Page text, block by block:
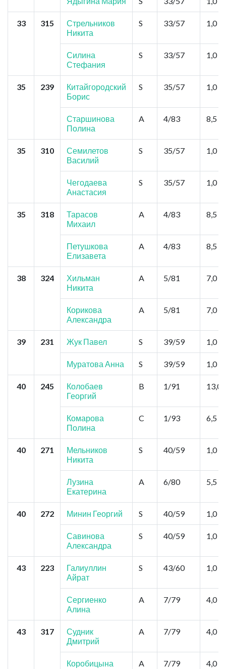
33 315
Стрельников
Никита
S 33/57 1,0
Силина
Стефания
S 33/57 1,0
35 239
Китайгородский
Борис
S 35/57 1,0
Старшинова
Полина
A 4/83 8,5
35 310
Семилетов
Василий
S 35/57 1,0
Чегодаева
Анастасия
S 35/57 1,0
35 318
Тарасов
Михаил
A 4/83 8,5
Петушкова
Елизавета
A 4/83 8,5
38 324
Хильман
Никита
A 5/81 7,0
Корикова
Александра
A 5/81 7,0
39 231 Жук Павел S 39/59 1,0
Муратова Анна S 39/59 1,0
40 245
Колобаев
Георгий
B 1/91 13,0
Комарова
Полина
C 1/93 6,5
40 271
Мельников
Никита
S 40/59 1,0
Лузина
Екатерина
A 6/80 5,5
40 272 Минин Георгий S 40/59 1,0
Савинова
Александра
S 40/59 1,0
43 223
Галиуллин
Айрат
S 43/60 1,0
Сергиенко
Алина
A 7/79 4,0
43 317
Судник
Дмитрий
A 7/79 4,0
Коробицына
A 7/79 4,0